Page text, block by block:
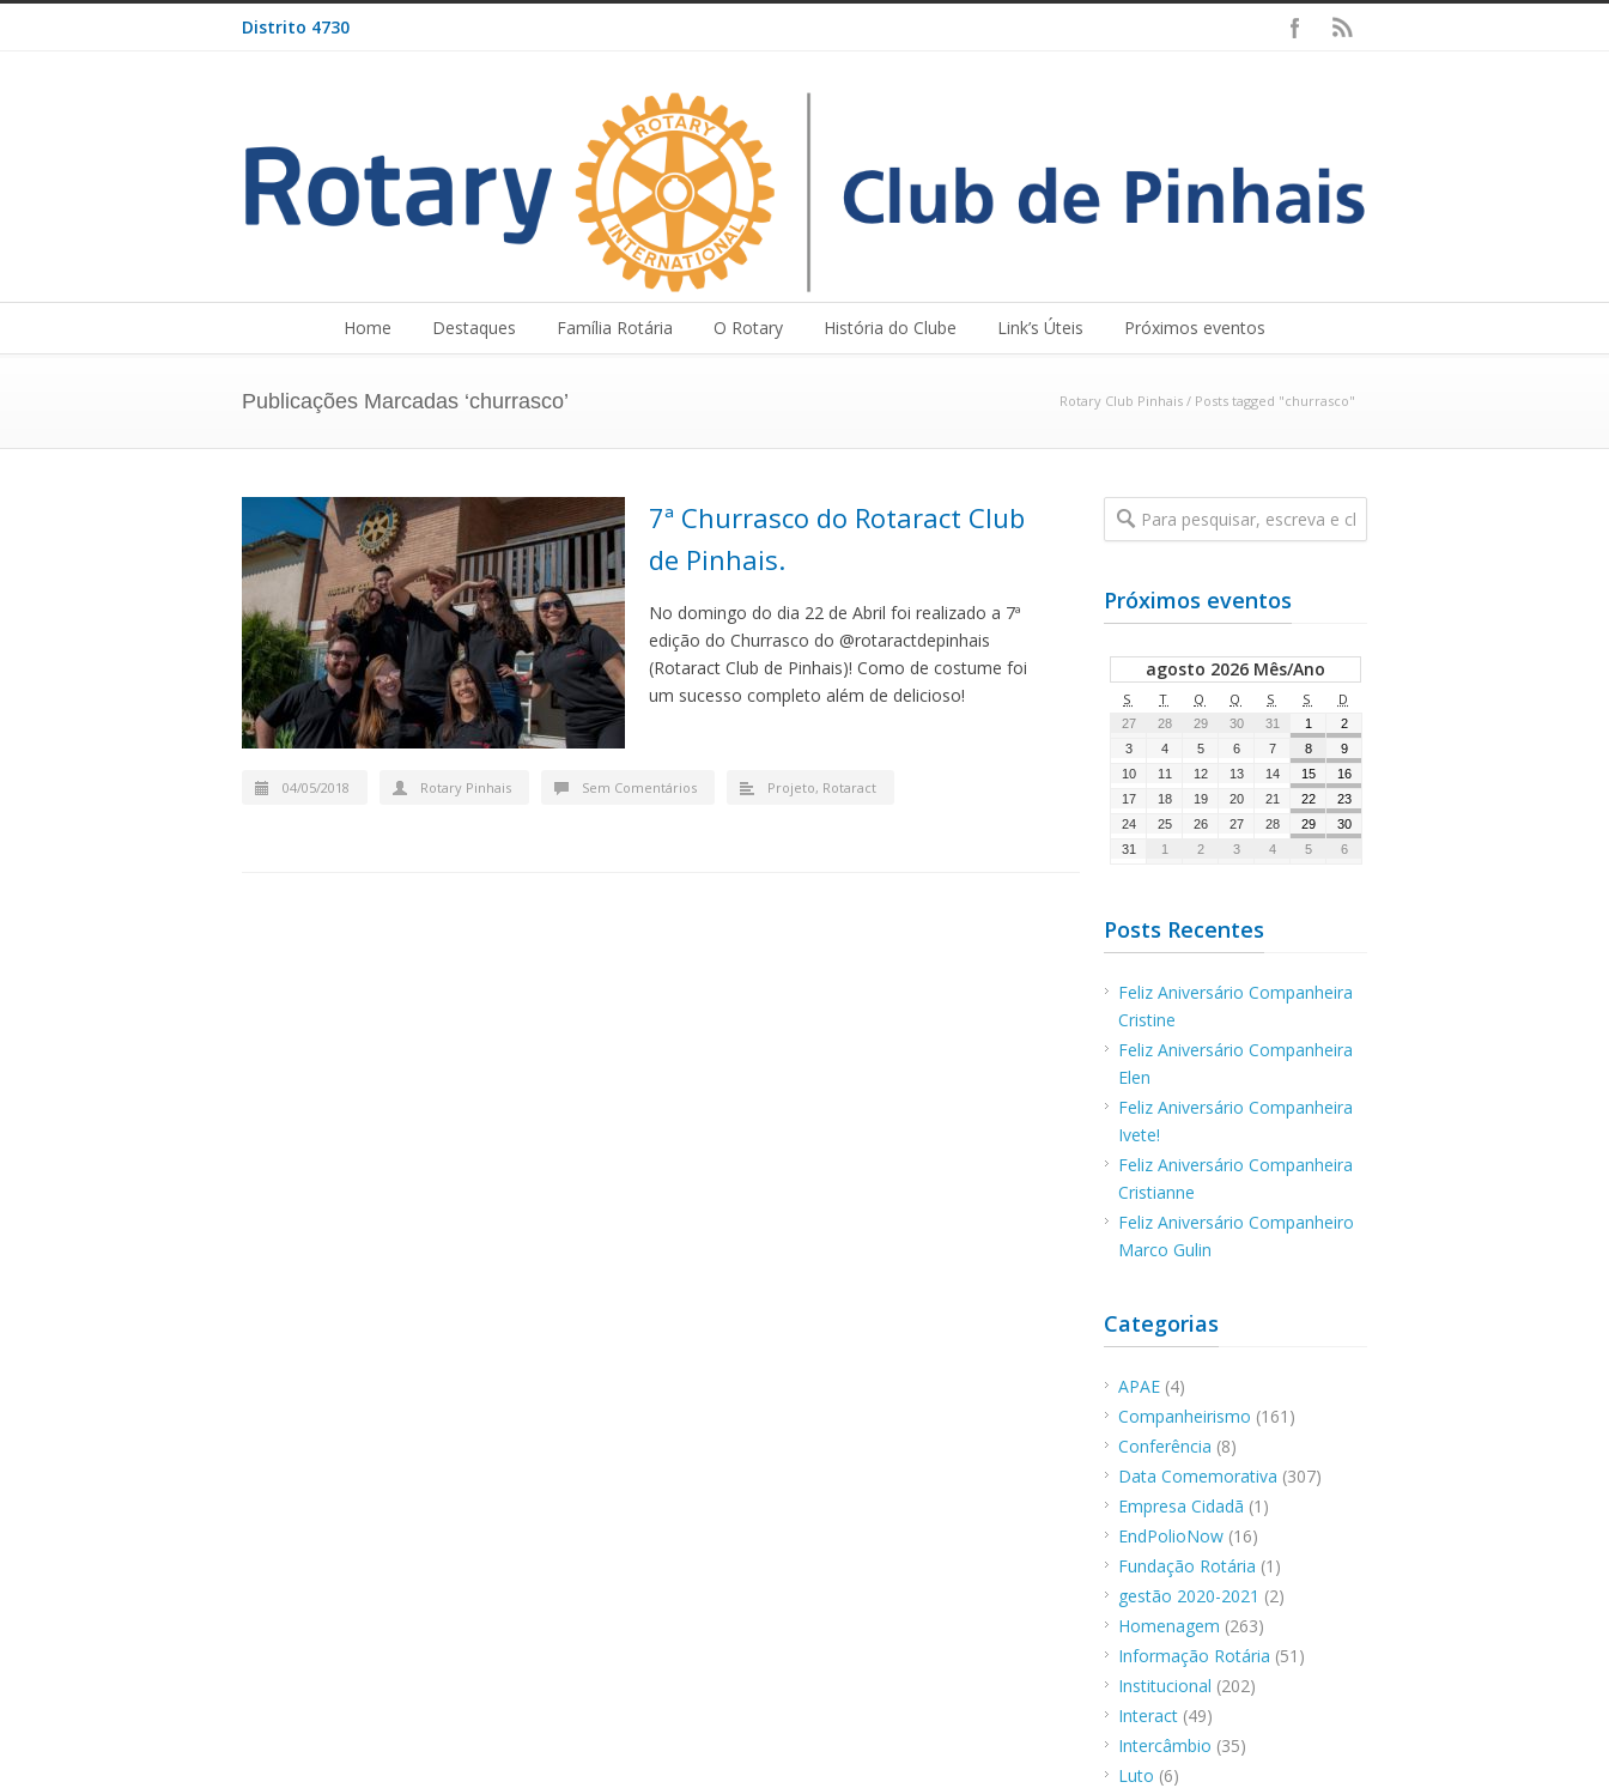
Distrito 4730
Home Destaques Família Rotária O Rotary História do Clube Link’s Úteis Próximos eventos
Publicações Marcadas ‘churrasco’ Rotary Club Pinhais / Posts tagged "churrasco"
7ª Churrasco do Rotaract Club
de Pinhais.
No domingo do dia 22 de Abril foi realizado a 7ª
edição do Churrasco do @rotaractdepinhais
(Rotaract Club de Pinhais)! Como de costume foi
um sucesso completo além de delicioso!
04/05/2018 Rotary Pinhais Sem Comentários Projeto, Rotaract
Próximos eventos
agosto 2026 Mês/Ano
S T Q Q S S D
27 28 29 30 31 1
2
3
4 5 6 7 8
9
10
11 12 13 14 15
16
17
18 19 20 21 22
23
24
25 26 27 28 29
30
31
1 2 3 4 5 6
Posts Recentes
Feliz Aniversário Companheira
Cristine
Feliz Aniversário Companheira
Elen
Feliz Aniversário Companheira
Ivete!
Feliz Aniversário Companheira
Cristianne
Feliz Aniversário Companheiro
Marco Gulin
Categorias
APAE (4)
Companheirismo (161)
Conferência (8)
Data Comemorativa (307)
Empresa Cidadã (1)
EndPolioNow (16)
Fundação Rotária (1)
gestão 2020-2021 (2)
Homenagem (263)
Informação Rotária (51)
Institucional (202)
Interact (49)
Intercâmbio (35)
Luto (6)